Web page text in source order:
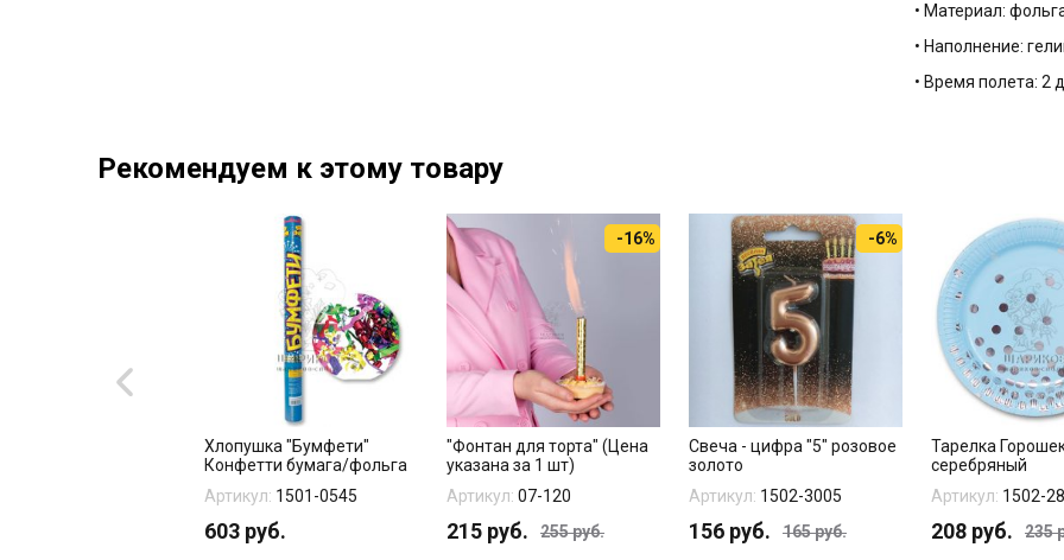
• Материал:
• Наполнение:
• Время полета: 2
Рекомендуем к этому товару
Хлопушка "Бумфети"
Конфетти бумага/фольга
Артикул: 1501-0545
603 руб.
-16%
"Фонтан для торта" (Цена
указана за 1 шт)
Артикул: 07-120
215 руб. 255руб.
-6%
Свеча - цифра "5" розовое
золото
Артикул: 1502-3005
156 руб. 165руб.
Тарелка
серебряный
Артикул: 1502-
208 руб. 235